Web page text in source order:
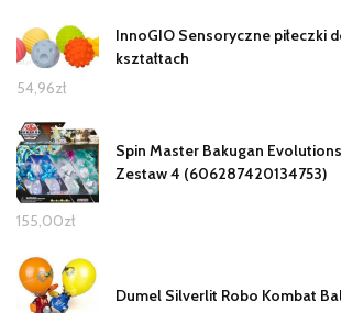
InnoGIO Sensoryczne piłeczki
kształtach
54,96zł
Spin Master Bakugan
Zestaw 4 (606287420134753)
155,00zł
Dumel Silverlit Robo Kombat